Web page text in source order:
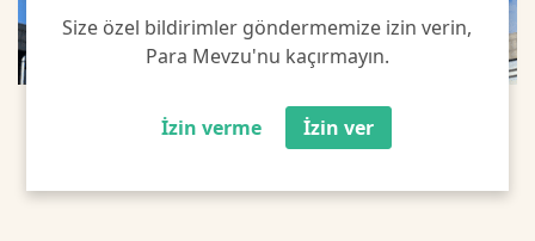
Size özel bildirimler göndermemize izin verin,
Para Mevzu'nu kaçırmayın.
İzin verme İzin ver